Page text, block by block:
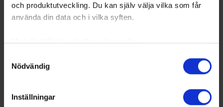
och produktutveckling. Du kan själv välja vilka som får
använda din data och i vilka syften.
Med din tillåtelse skulle vi även vilja:
som kan ha en noggrannhet på upp till flera meter
Ta reda på mer om hur dina personliga uppgifter
Nödvändig
Inställningar